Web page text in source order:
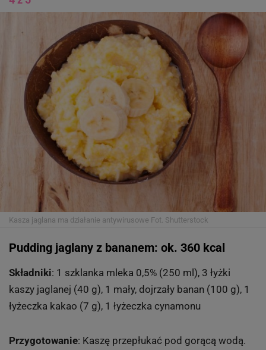
Kasza jaglana ma działanie antywirusowe Fot. Shutterstock
Pudding jaglany z bananem: ok. 360 kcal
Składniki: 1 szklanka mleka 0,5% (250 ml), 3 łyżki
kaszy jaglanej (40 g), 1 mały, dojrzały banan (100 g), 1
łyżeczka kakao (7 g), 1 łyżeczka cynamonu
Przygotowanie: Kaszę przepłukać pod gorącą wodą.